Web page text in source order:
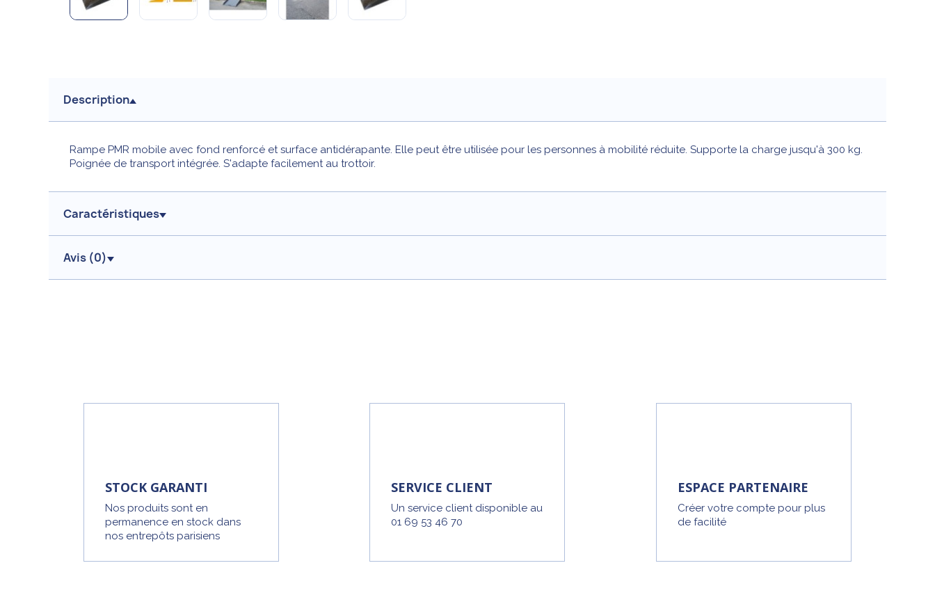
Description
Rampe PMR mobile avec fond renforcé et surface antidérapante. Elle peut être utilisée pour les personnes à mobilité réduite. Supporte la charge jusqu'à 300 kg.
Poignée de transport intégrée. S'adapte facilement au trottoir.
Caractéristiques
Avis (0)
STOCK GARANTI
Nos produits sont en
permanence en stock dans
nos entrepôts parisiens
SERVICE CLIENT
Un service client disponible au
01 69 53 46 70
ESPACE PARTENAIRE
Créer votre compte pour plus
de facilité